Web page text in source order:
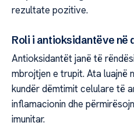
rezultate pozitive.
Roli i antioksidantëve në
Antioksidantët janë të
mbrojtjen e trupit. Ata luajnë
kundër dëmtimit celulare të
inflamacionin dhe
imunitar.